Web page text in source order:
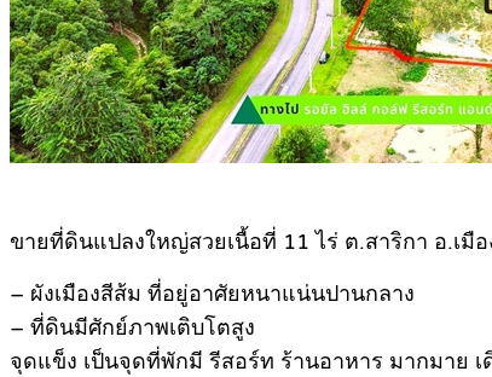
ขายที่ดินแปลงใหญ่สวยเนื้อที่ 11 ไร่ ต.สาริกา อ.เมื
– ผังเมืองสีส้ม ที่อยู่อาศัยหนาแน่นปานกลาง
– ที่ดินมีศักย์ภาพเติบโตสูง
จุดแข็ง เป็นจุดที่พักมี รีสอร์ท ร้านอาหาร มากมาย